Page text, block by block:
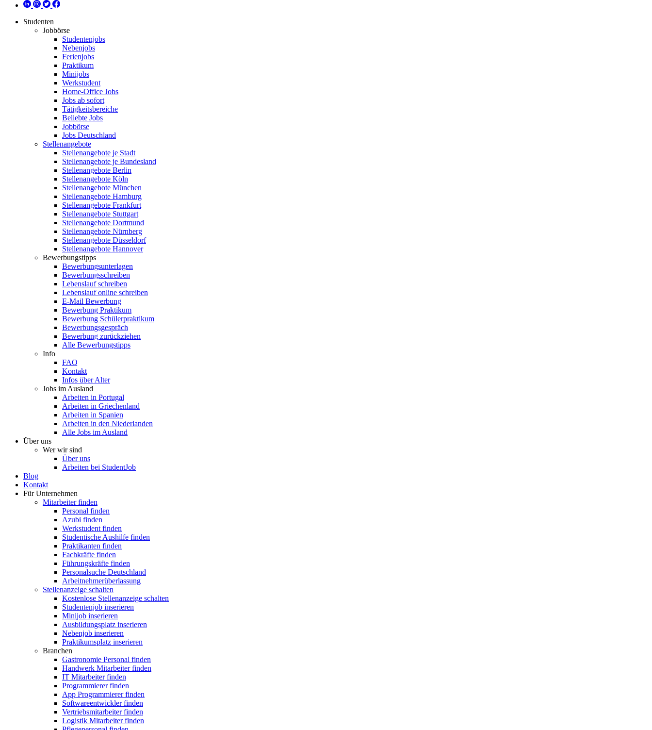
Studenten
Jobbörse
Studentenjobs
Nebenjobs
Ferienjobs
Praktikum
Minijobs
Werkstudent
Home-Office Jobs
Jobs ab sofort
Tätigkeitsbereiche
Beliebte Jobs
Jobbörse
Jobs Deutschland
Stellenangebote
Stellenangebote je Stadt
Stellenangebote je Bundesland
Stellenangebote Berlin
Stellenangebote Köln
Stellenangebote München
Stellenangebote Hamburg
Stellenangebote Frankfurt
Stellenangebote Stuttgart
Stellenangebote Dortmund
Stellenangebote Nürnberg
Stellenangebote Düsseldorf
Stellenangebote Hannover
Bewerbungstipps
Bewerbungsunterlagen
Bewerbungsschreiben
Lebenslauf schreiben
Lebenslauf online schreiben
E-Mail Bewerbung
Bewerbung Praktikum
Bewerbung Schülerpraktikum
Bewerbungsgespräch
Bewerbung zurückziehen
Alle Bewerbungstipps
Info
FAQ
Kontakt
Infos über Alter
Jobs im Ausland
Arbeiten in Portugal
Arbeiten in Griechenland
Arbeiten in Spanien
Arbeiten in den Niederlanden
Alle Jobs im Ausland
Über uns
Wer wir sind
Über uns
Arbeiten bei StudentJob
Blog
Kontakt
Für Unternehmen
Mitarbeiter finden
Personal finden
Azubi finden
Werkstudent finden
Studentische Aushilfe finden
Praktikanten finden
Fachkräfte finden
Führungskräfte finden
Personalsuche Deutschland
Arbeitnehmerüberlassung
Stellenanzeige schalten
Kostenlose Stellenanzeige schalten
Studentenjob inserieren
Minijob inserieren
Ausbildungsplatz inserieren
Nebenjob inserieren
Praktikumsplatz inserieren
Branchen
Gastronomie Personal finden
Handwerk Mitarbeiter finden
IT Mitarbeiter finden
Programmierer finden
App Programmierer finden
Softwareentwickler finden
Vertriebsmitarbeiter finden
Logistik Mitarbeiter finden